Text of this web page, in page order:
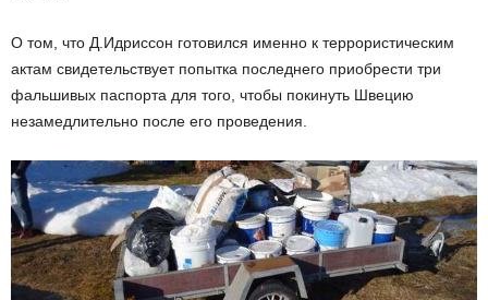
О том, что Д.Идриссон готовился именно к террористическим
актам свидетельствует попытка последнего приобрести три
фальшивых паспорта для того, чтобы покинуть Швецию
незамедлительно после его проведения.